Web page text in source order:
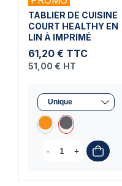
TABLIER DE CUISINE
COURT HEALTHY EN
LIN À IMPRIMÉ
61,20 € TTC
51,00 € HT
- +